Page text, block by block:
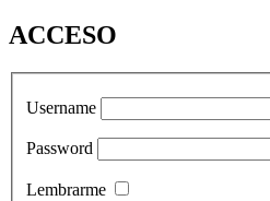
ACCESO
Username
Password
Lembrarme